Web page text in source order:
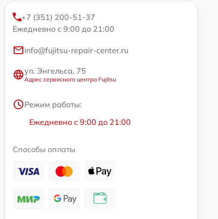
+7 (351) 200-51-37
Ежедневно с 9:00 до 21:00
info@fujitsu-repair-center.ru
ул. Энгельса, 75
Адрес сервисного центра Fujitsu
Режим работы:
Ежедневно с 9:00 до 21:00
Способы оплаты